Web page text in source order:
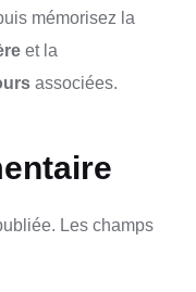
mémorisez la
et la
associées.
Les champs